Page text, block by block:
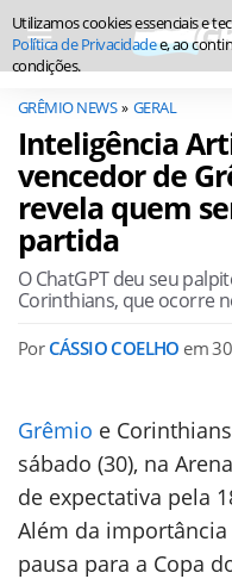
GRÊMIO NEWS GERAL
Inteligência
vencedor de
revela quem
partida
O ChatGPT deu seu
Corinthians, que ocorre
Por CÁSSIO COELHO em
Grêmio e
sábado (30), na
de expectativa pela
Além da
pausa para a Copa
Utilizamos cookies essenciais e
Política de Privacidadee, ao
condições.